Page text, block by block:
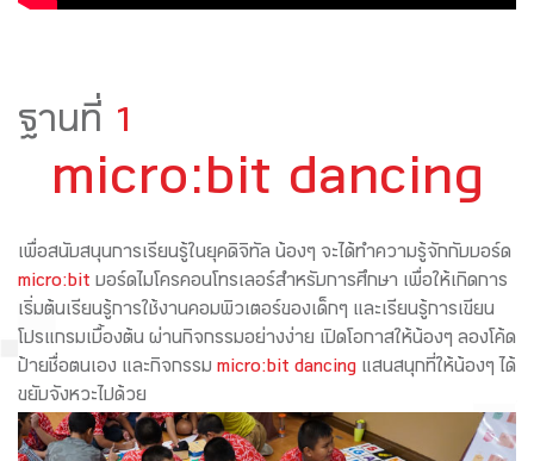
ฐานที่ 1
micro:bit dancing
เพื่อสนับสนุนการเรียนรู้ในยุคดิจิทัล น้องๆ จะได้ทำความรู้จักกับบอร์ด
micro:bit บอร์ดไมโครคอนโทรเลอร์สำหรับการศึกษา เพื่อให้เกิดการ
เริ่มต้นเรียนรู้การใช้งานคอมพิวเตอร์ของเด็กๆ และเรียนรู้การเขียน
โปรแกรมเบื้องต้น ผ่านกิจกรรมอย่างง่าย เปิดโอกาสให้น้องๆ ลองโค้ด
ป้ายชื่อตนเอง และกิจกรรม micro:bit dancing แสนสนุกที่ให้น้องๆ ได้
ขยับจังหวะไปด้วย